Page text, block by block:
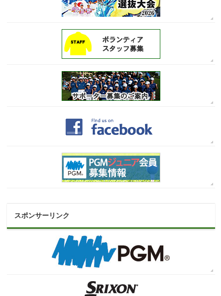
スポンサーリンク